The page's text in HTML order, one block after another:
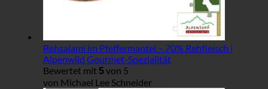
Rehsalami im Pfeffermantel – 70% Rehfleisch |
Alpenwild Gourmet-Spezialität
Bewertet mit 5 von 5
von Michael Lee Schneider